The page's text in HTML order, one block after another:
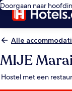
Doorgaan naar
Alle
MIJE
Hostel met een